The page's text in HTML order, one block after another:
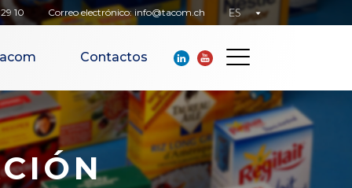
10 Correo electrónico: info@tacom.ch
Contactos
PICOS
VERTEDORES
Pac spout
Cloc spout